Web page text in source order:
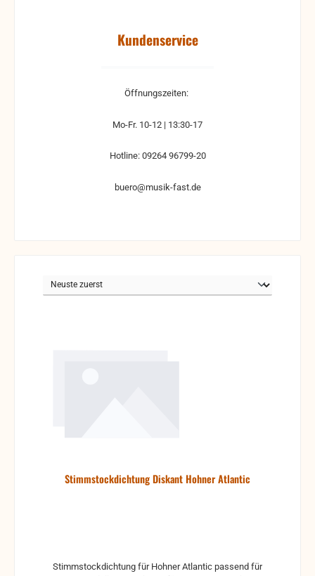
Kundenservice
Öffnungszeiten:
Mo-Fr. 10-12 | 13:30-17
Hotline: 09264 96799-20
buero@musik-fast.de
Stimmstockdichtung Diskant Hohner Atlantic
Stimmstockdichtung für Hohner Atlantic passend für